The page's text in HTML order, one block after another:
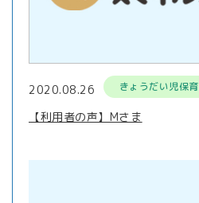
2020.08.26 きょうだい児保育
【利用者の声】Mさま